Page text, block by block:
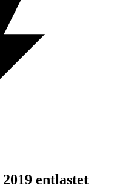
entlastet